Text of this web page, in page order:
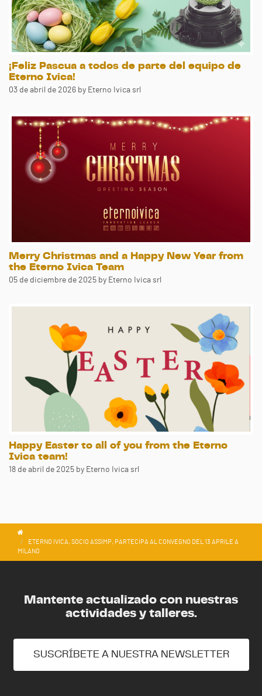
¡Feliz Pascua a todos de parte del equipo de
Eterno Ivica!
03 de abril de 2026 by Eterno Ivica srl
Merry Christmas and a Happy New Year from
the Eterno Ivica Team
05 de diciembre de 2025 by Eterno Ivica srl
Happy Easter to all of you from the Eterno
Ivica team!
18 de abril de 2025 by Eterno Ivica srl
ETERNO IVICA, SOCIO ASSIMP, PARTECIPA AL CONVEGNO DEL 13 APRILE A
MILANO
Mantente actualizado con nuestras
actividades y talleres.
SUSCRÍBETE A NUESTRA NEWSLETTER